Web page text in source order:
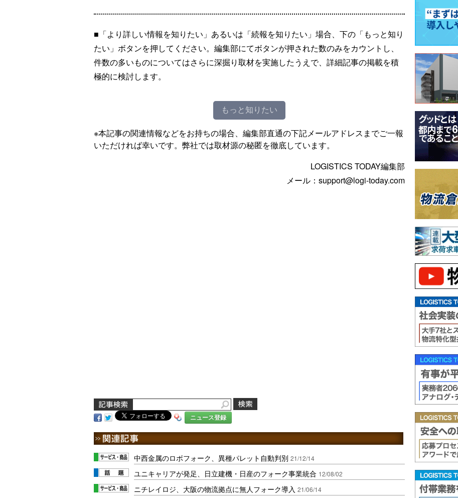
■「より詳しい情報を知りたい」あるいは「続報を知りたい」場合、下の「もっと知り
たい」ボタンを押してください。編集部にてボタンが押された数のみをカウントし、
件数の多いものについてはさらに深掘り取材を実施したうえで、詳細記事の掲載を積
極的に検討します。
もっと知りたい
※本記事の関連情報などをお持ちの場合、編集部直通の下記メールアドレスまでご一報
いただければ幸いです。弊社では取材源の秘匿を徹底しています。
LOGISTICS TODAY編集部
メール：support@logi-today.com
ニュース登録
中西金属のロボフォーク、異種パレット自動判別 21/12/14
ユニキャリアが発足、日立建機・日産のフォーク事業統合 12/08/02
ニチレイロジ、大阪の物流拠点に無人フォーク導入 21/06/14